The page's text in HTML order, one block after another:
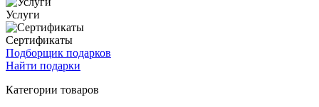
Услуги
Сертификаты
Подборщик подарков
Найти подарки
Категории товаров